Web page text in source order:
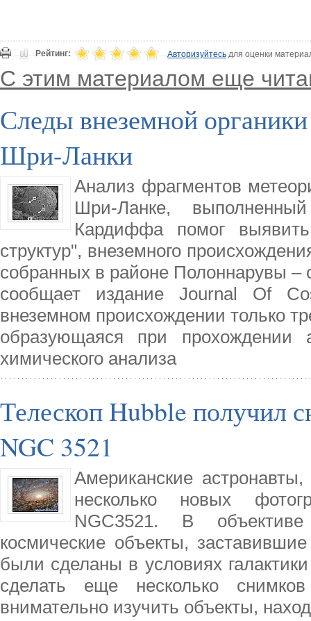
Рейтинг: Авторизуйтесьдля оценки
С этим материалом еще
Следы внеземной
Шри-Ланки
Анализ фрагментов
Шри-Ланке,
Кардиффа помог
структур", внеземного
собранных в районе Полоннарувы –
сообщает издание Journal Of
внеземном происхождении только
образующаяся при
химического анализа
Телескоп Hubble получил
NGC 3521
Американские
несколько новых
NGC3521. В
космические объекты,
были сделаны в условиях
сделать еще несколько
внимательно изучить объекты,